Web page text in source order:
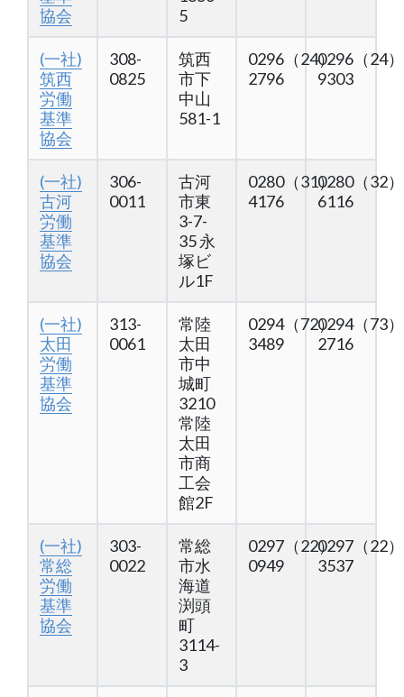
協会
5
(一社)
筑西
労働
基準
協会
308-
0825
筑西
市下
中山
581-1
0296（24）
2796
0296（24）
9303
(一社)
古河
労働
基準
協会
306-
0011
古河
市東
3-7-
35 永
塚ビ
ル1F
0280（31）
4176
0280（32）
6116
(一社)
太田
労働
基準
協会
313-
0061
常陸
太田
市中
城町
3210
常陸
太田
市商
工会
館2F
0294（72）
3489
0294（73）
2716
(一社)
常総
労働
基準
協会
303-
0022
常総
市水
海道
渕頭
町
3114-
3
0297（22）
0949
0297（22）
3537